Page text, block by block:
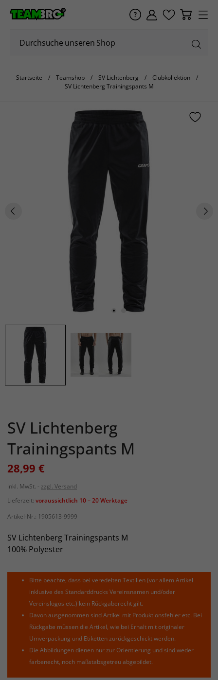
Startseite Teamshop SV Lichtenberg
Clubkollektion
SV Lichtenberg Trainingspants M
SV Lichtenberg
Trainingspants M
28,99 €
inkl. MwSt.
zzgl. Versand
Lieferzeit: voraussichtlich 10 – 20 Werktage
Artikel-Nr.: 1905613-9999
SV Lichtenberg Trainingspants M
100% Polyester
Bitte beachte, dass bei veredelten Textilien (vor allem Artikel
inklusive des Standarddrucks Vereinsnamen und/oder
Vereinslogos etc.) kein Rückgaberecht gilt.
Davon ausgenommen sind Artikel mit Produktionsfehler etc. Bei
Rückgabe müssen die Artikel, wie bei Erhalt mit originaler
Umverpackung und Etiketten zurückgeschickt werden.
Die Abbildungen dienen nur zur Orientierung und sind weder
farbenecht, noch maßstabsgetreu abgebildet.